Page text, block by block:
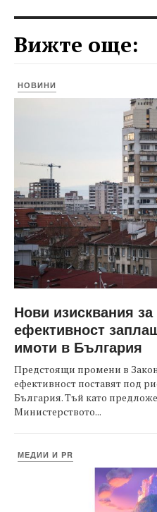
Вижте още:
НОВИНИ
Нови изисквания за
ефективност
имоти в България
Предстоящи промени в
ефективност поставят под
България. Тъй като
Министерството...
МЕДИИ И PR